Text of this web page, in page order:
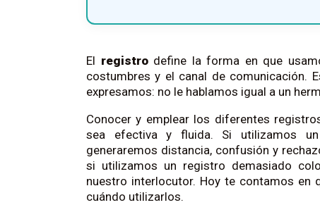
El registrodefine la forma en que
costumbres y el canal de comunicación.
expresamos: no le hablamos igual a un
Conocer y emplear los diferentes
sea efectiva y fluida. Si utilizamos
generaremos distancia, confusión y
si utilizamos un registro demasiado
nuestro interlocutor. Hoy te contamos
cuándo utilizarlos.